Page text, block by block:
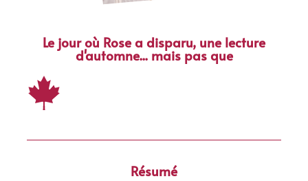
Le jour où Rose a disparu, une lecture
d'automne... mais pas que
Résumé